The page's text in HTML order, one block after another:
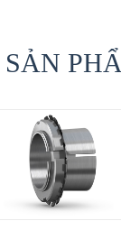
SẢN